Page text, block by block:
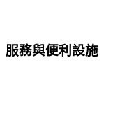
服務與便利設施